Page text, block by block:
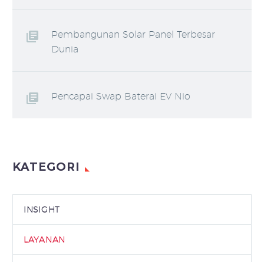
Pembangunan Solar Panel Terbesar
Dunia
Pencapai Swap Baterai EV Nio
KATEGORI
INSIGHT
LAYANAN